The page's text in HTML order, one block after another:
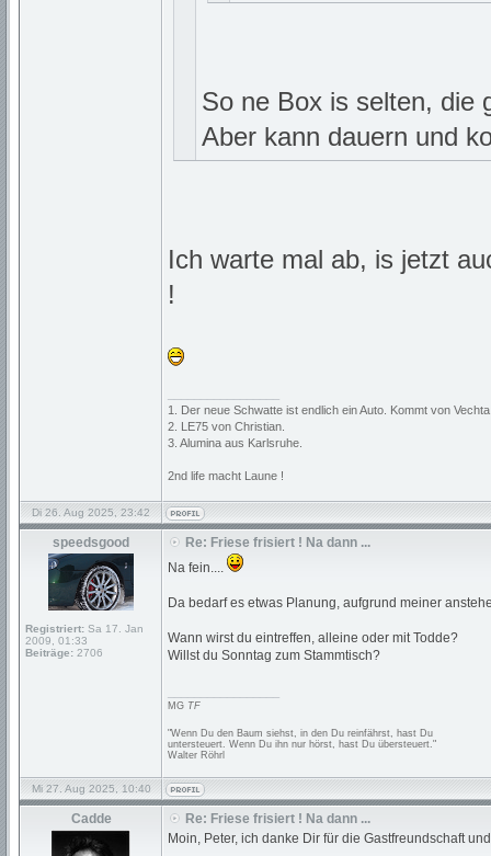
So ne Box is selten, die
Aber kann dauern und
Ich warte mal ab, is jetzt
!
1. Der neue Schwatte ist endlich ein Auto. Kommt von
2. LE75 von Christian.
3. Alumina aus Karlsruhe.
2nd life macht Laune !
Di 26. Aug 2025, 23:42
speedsgood
Registriert: Sa 17. Jan
2009, 01:33
Beiträge: 2706
Re: Friese frisiert ! Na dann ...
Na fein....
Da bedarf es etwas Planung, aufgrund meiner
Wann wirst du eintreffen, alleine oder mit Todde?
Willst du Sonntag zum Stammtisch?
MG TF
"Wenn Du den Baum siehst, in den Du reinfährst, hast Du
untersteuert. Wenn Du ihn nur hörst, hast Du übersteuert."
Walter Röhrl
Mi 27. Aug 2025, 10:40
Cadde
Re: Friese frisiert ! Na dann ...
Moin, Peter, ich danke Dir für die Gastfreundschaft